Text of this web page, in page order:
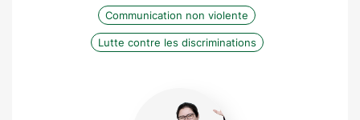
Communication non violente
Lutte contre les discriminations
Sacepe